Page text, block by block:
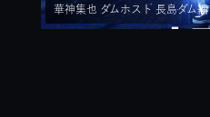
華神集也 ダムホスト 長島ダム編